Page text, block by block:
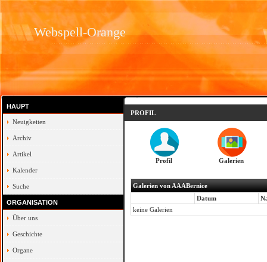
Webspell-Orange
HAUPT
Neuigkeiten
Archiv
Artikel
Kalender
Suche
ORGANISATION
Über uns
Geschichte
Organe
PROFIL
Profil Galerien
Galerien von AAABernice
Datum
keine Galerien